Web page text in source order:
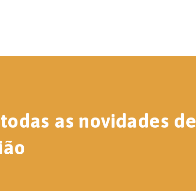
as novidades de